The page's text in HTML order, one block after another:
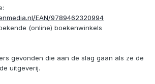
EAN/9789462320994
(online) boekenwinkels
gevonden die aan de slag gaan als ze de
uitgeverij.